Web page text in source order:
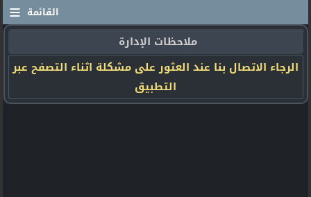
≡ القائمة
ملاحظات الإدارة
الرجاء الاتصال بنا عند العثور على مشكلة اثناء التصفح عبر
التطبيق